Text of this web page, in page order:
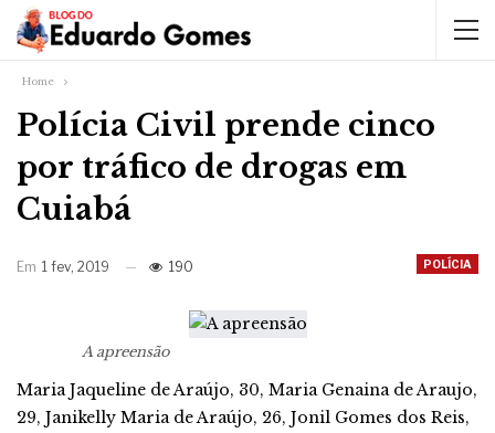
Home
Polícia Civil prende cinco
por tráfico de drogas em
Cuiabá
POLÍCIA
Em 1 fev, 2019 190
A apreensão
Maria Jaqueline de Araújo, 30, Maria Genaina de Araujo,
29, Janikelly Maria de Araújo, 26, Jonil Gomes dos Reis,